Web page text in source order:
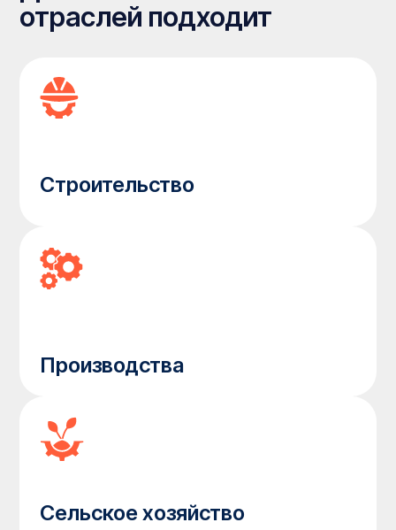
Производства
Сельское хозяйство
Временные сооружения на стройплощадках и
объектах ремонта – необходимость, но
Преимущества